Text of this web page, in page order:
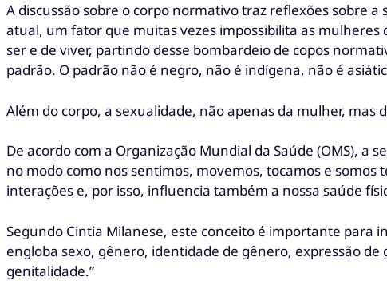
A discussão sobre o corpo normativo traz reflexões sobre
atual, um fator que muitas vezes impossibilita as mulheres
ser e de viver, partindo desse bombardeio de copos
padrão. O padrão não é negro, não é indígena, não é
Além do corpo, a sexualidade, não apenas da mulher,
De acordo com a Organização Mundial da Saúde (OMS),
no modo como nos sentimos, movemos, tocamos e
interações e, por isso, influencia também a nossa saúde
Segundo Cintia Milanese, este conceito é importante para
engloba sexo, gênero, identidade de gênero, expressão
genitalidade.”